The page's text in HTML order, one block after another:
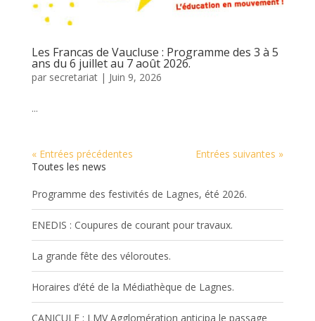
Les Francas de Vaucluse : Programme des 3 à 5
ans du 6 juillet au 7 août 2026.
par secretariat| Juin 9, 2026
...
« Entrées précédentes
Entrées suivantes »
Toutes les news
Programme des festivités de Lagnes, été 2026.
ENEDIS : Coupures de courant pour travaux.
La grande fête des véloroutes.
Horaires d’été de la Médiathèque de Lagnes.
CANICULE : LMV Agglomération anticipa le passage